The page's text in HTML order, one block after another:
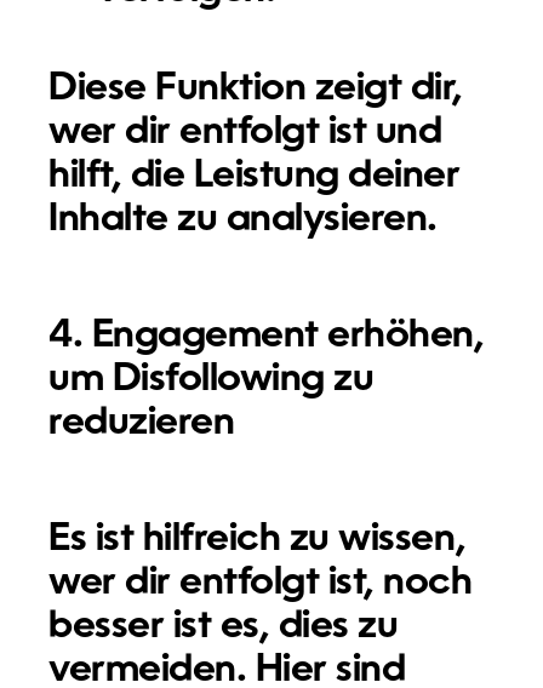
Diese Funktion zeigt dir,
wer dir entfolgt ist und
hilft, die Leistung deiner
Inhalte zu analysieren.
4. Engagement erhöhen,
um Disfollowing zu
reduzieren
Es ist hilfreich zu wissen,
wer dir entfolgt ist, noch
besser ist es, dies zu
vermeiden. Hier sind